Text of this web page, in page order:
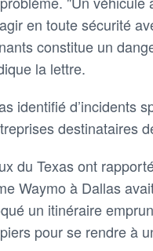
en toute sécurité
constitue un
la lettre.
identifié d’incidents
destinataires
du Texas ont
Waymo à Dallas
un itinéraire
pour se rendre à